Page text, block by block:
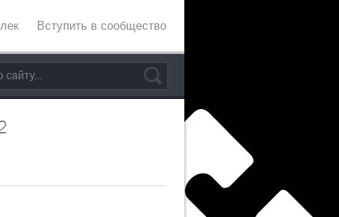
Вступить в сообщество